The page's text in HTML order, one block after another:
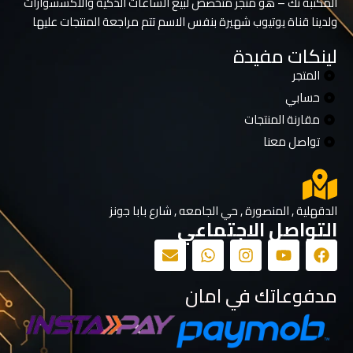
ولدينا قناة يوتيوب شهيرة بنفس الاسم تتم مراجعة المنتجات عليها
لينكات مفيدة
المتجر
حسابي
مقارنة المنتجات
تواصل معنا
الدقهلية , المنصورة , حي الجامعه , شارع بابا جونز
التواصل الاجتماعي
مدفوعاتك في امان